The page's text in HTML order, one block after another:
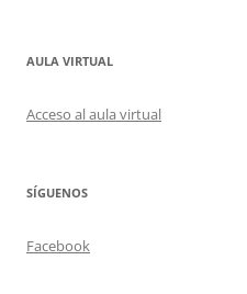
AULA VIRTUAL
Acceso al aula virtual
SÍGUENOS
Facebook